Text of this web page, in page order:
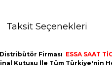
Taksit Seçenekleri
Firması ESSA SAAT
Kutusu İle Tüm Türkiye'nin